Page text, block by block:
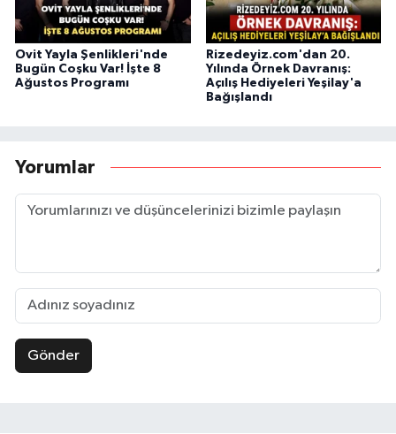
Ovit Yayla Şenlikleri'nde
Bugün Coşku Var! İşte 8
Ağustos Programı
Rizedeyiz.com'dan 20.
Yılında Örnek Davranış:
Açılış Hediyeleri Yeşilay'a
Bağışlandı
Yorumlar
Gönder